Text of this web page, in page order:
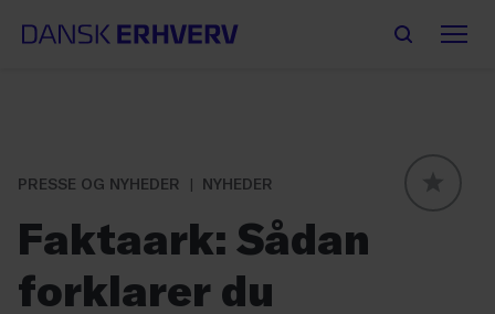
PRESSE OG NYHEDER
NYHEDER
Faktaark: Sådan
forklarer du